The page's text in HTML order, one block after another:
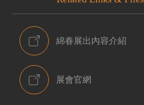
綿春展出內容介紹
展會官網